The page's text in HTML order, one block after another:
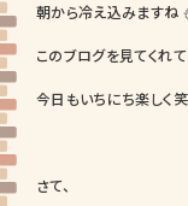
朝から冷え込みますね
このブログを見てくれ
今日もいちにち楽しく笑
さて、